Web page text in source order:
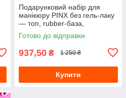
Подарунковий набір для
манікюру PINX без гель-лаку
— топ, rubber-база,
камуфлююча база, червона
база
Готово до відправки
937,50 ₴ 1 250 ₴
Купити